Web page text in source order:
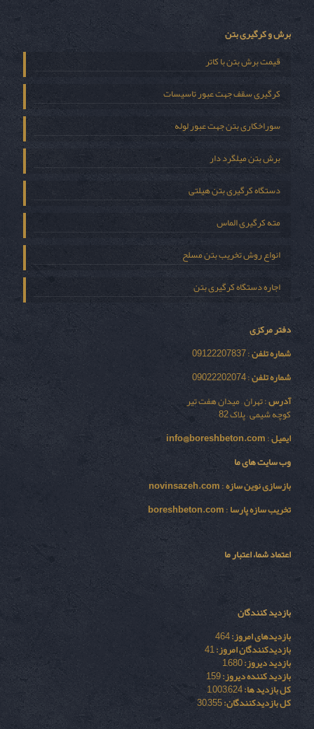
برش و کرگیری بتن
قیمت برش بتن با کاتر
کرگیری سقف جهت عبور تاسیسات
سوراخکاری بتن جهت عبور لوله
برش بتن میلگرد دار
دستگاه کرگیری بتن هیلتی
مته کرگیری الماس
انواع روش تخریب بتن مسلح
اجاره دستگاه کرگیری بتن
دفتر مرکزی
شماره تلفن: 09122207837
شماره تلفن: 09022202074
آدرس: تهران – میدان هفت تیر
کوچه شیمی – پلاک 82
ایمیل:
info@boreshbeton.com
وب سایت های ما
بازسازی نوين سازه:
novinsazeh.com
تخریب سازه پارسا:
boreshbeton.com
اعتماد شما، اعتبار ما
بازدید کنندگان
بازدیدهای امروز:464
بازدیدکنندگان امروز:41
بازدید دیروز:1,680
بازدید کننده دیروز:159
کل بازدید ها:1,003,624
کل بازدیدکنند‌گان:30,355